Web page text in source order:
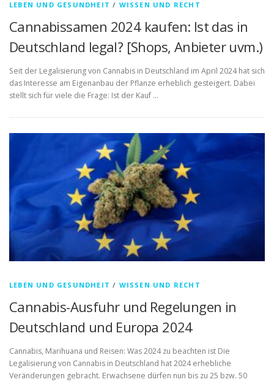
LEBEN UND GESUNDHEIT / WISSEN UND RECHT
Cannabissamen 2024 kaufen: Ist das in
Deutschland legal? [Shops, Anbieter uvm.)
Seit der Legalisierung von Cannabis in Deutschland im April 2024 hat sich
das Interesse am Eigenanbau der Pflanze erheblich gesteigert. Dabei
stellt sich für viele die Frage: Ist der Kauf …
LEBEN UND GESUNDHEIT / WISSEN UND RECHT
Cannabis-Ausfuhr und Regelungen in
Deutschland und Europa 2024
Cannabis, Marihuana und Reisen: Was 2024 zu beachten ist Die
Legalisierung von Cannabis in Deutschland hat 2024 erhebliche
Veränderungen gebracht. Erwachsene dürfen nun bis zu 25 bzw. 50